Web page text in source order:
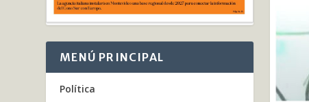
MENÚ PRINCIPAL
Política